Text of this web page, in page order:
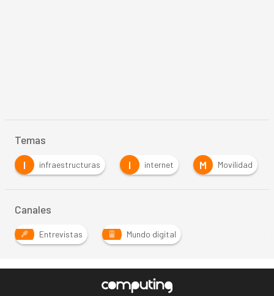
Temas
I
infraestructuras I internet M Movilidad
Canales
Entrevistas Mundo digital